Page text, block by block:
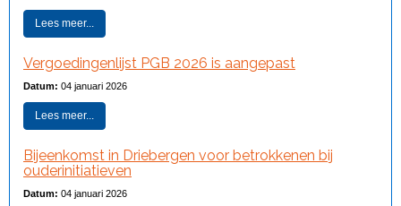
Lees meer...
Vergoedingenlijst PGB 2026 is aangepast
Datum: 04 januari 2026
Lees meer...
Bijeenkomst in Driebergen voor betrokkenen bij
ouderinitiatieven
Datum: 04 januari 2026